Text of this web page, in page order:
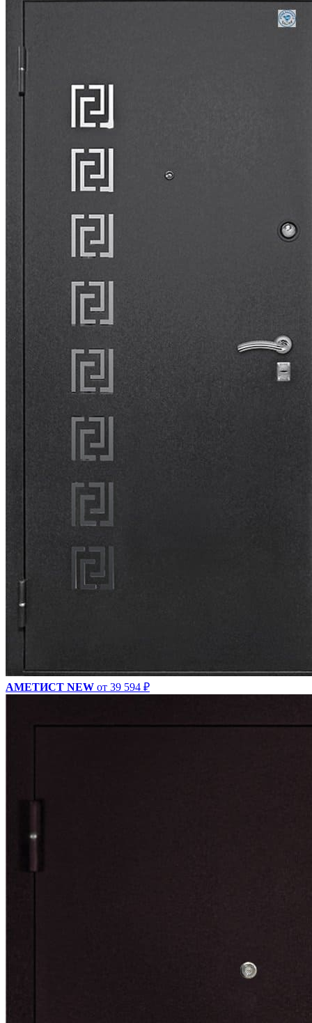
АМЕТИСТ NEW от 39 594 ₽